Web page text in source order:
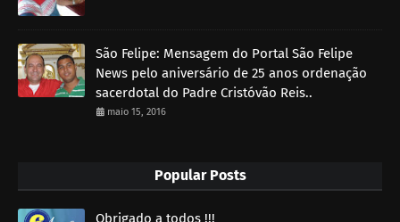
São Felipe: Mensagem do Portal São Felipe
News pelo aniversário de 25 anos ordenação
sacerdotal do Padre Cristóvão Reis..
maio 15, 2016
Popular Posts
Obrigado a todos !!!